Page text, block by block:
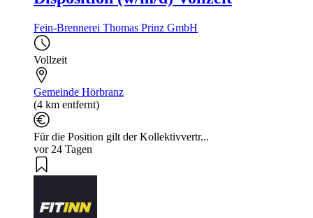
Fein-Brennerei Thomas Prinz GmbH
Vollzeit
Gemeinde Hörbranz
(4 km entfernt)
Für die Position gilt der Kollektivvertr...
vor 24 Tagen